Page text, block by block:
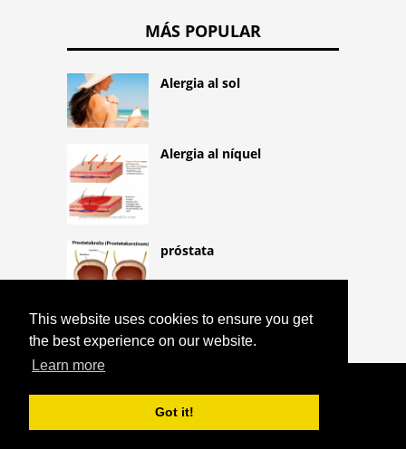
This website uses cookies to ensure you get
the best experience on our website.
Learn more
Got it!
MÁS POPULAR
Alergia al sol
Alergia al níquel
próstata
COPYRIGHT 2026 HTTPS://CQLIFE.NET
SÍNDROME DE MELKERSSON-